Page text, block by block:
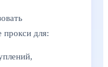
для: